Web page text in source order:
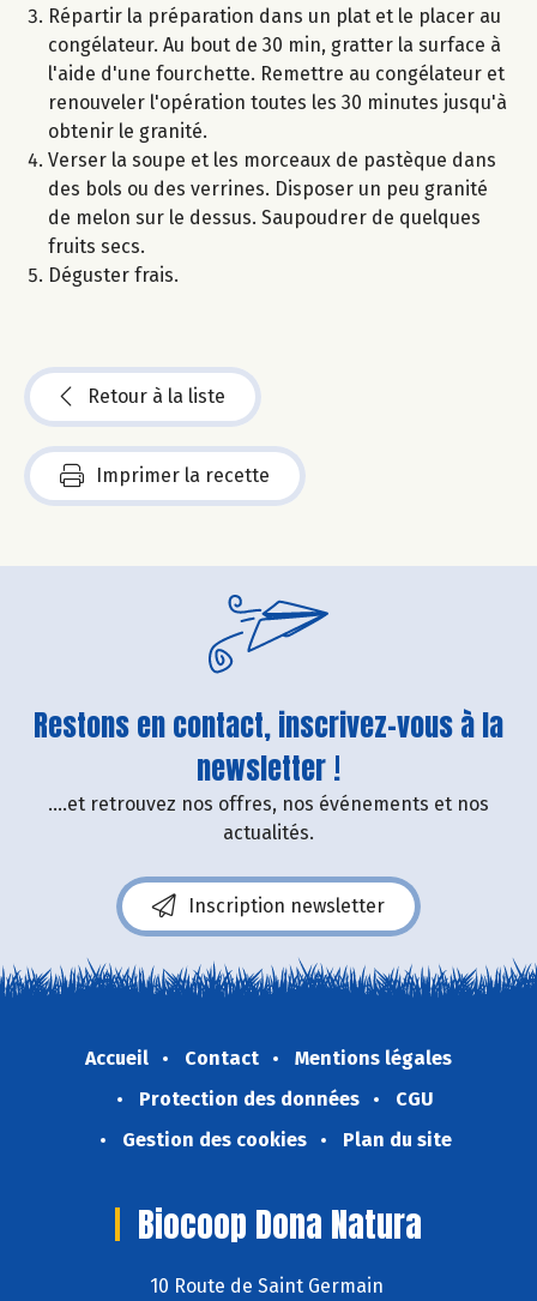
Répartir la préparation dans un plat et le placer au
congélateur. Au bout de 30 min, gratter la surface à
l'aide d'une fourchette. Remettre au congélateur et
renouveler l'opération toutes les 30 minutes jusqu'à
obtenir le granité.
Verser la soupe et les morceaux de pastèque dans
des bols ou des verrines. Disposer un peu granité
de melon sur le dessus. Saupoudrer de quelques
fruits secs.
Déguster frais.
Retour à la liste
Imprimer la recette
Restons en contact, inscrivez-vous à la
newsletter !
....et retrouvez nos offres, nos événements et nos
actualités.
Inscription newsletter
Accueil Contact
Mentions légales
Protection des données
CGU
Gestion des cookies
Plan du site
Biocoop Dona Natura
10 Route de Saint Germain